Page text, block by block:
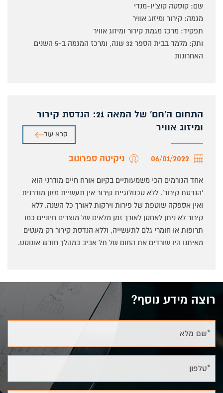
שם: קוסטה קוצ'יו-מנדי
מגמה: קירור ומיזוג אוויר
תפקיד: מרכז מגמת קירור ומיזוג אוויר
ותק: מלמד בבית הספר 32 שנה, ומרכז המגמה ב-5 השנים
האחרונות
התחום ה'חם' של המאה 21: הנדסת קירור
ומיזוג אוויר
06/01/2022 ניקיטה ספרונוב
אחד הגורמים הכי משמעותיים בקיום אורח חיים מודרני הוא
'הנדסת קירור'. ללא טכנולוגיית קירור אין תעשיית מזון מודרנית
ואין אספקה שוטפת של פירות וירקות לאורך כל השנה. ללא
קירור לא ניתן לאחסן לאורך זמן מלאים של מוצרים חיוניים כמו
תרופות או חומרי גלם לתעשייה, וללא הנדסת קירור רק מעטים
מאיתנו היו שורדים את החום של תל אביב במהלך חודש אוגוסט.
קרא עוד
רוצה מידע נוסף?
*שם מלא
*טלפון